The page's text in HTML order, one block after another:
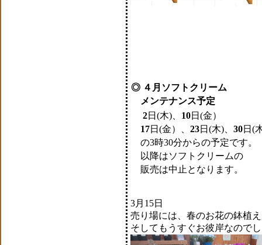
◎ ４月ソフトクリーム
メンテナンス予定
2日(木)、 10日(金）
17日(金）、 23日(木)、 30日(
の3時30分からの予定です。
以降はソフトクリームの
販売は中止となります。
3月15日
売り場には、春のお花の鉢植
そしてもうすぐお彼岸なので